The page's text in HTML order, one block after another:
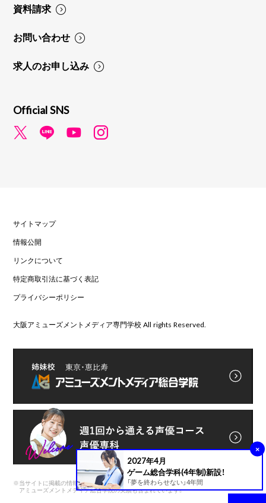
2027年4月
ゲーム総合学科(4年制)新設！
「夢を終わらせない」4年間
×
資料請求
お問い合わせ
求人のお申し込み
Official SNS
サイトマップ
情報公開
リンクについて
特定商取引法に基づく表記
プライバシーポリシー
大阪アミューズメントメディア専門学校 All rights Reserved.
※当サイトに掲載の情報は前身である
アミューズメントメディア総合学院の実績も含まれています。